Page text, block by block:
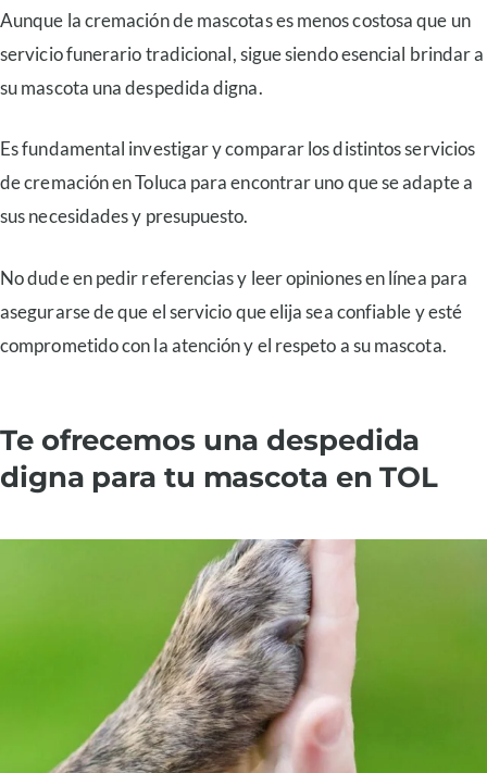
Aunque la cremación de mascotas es menos costosa que un
servicio funerario tradicional, sigue siendo esencial brindar a
su mascota una despedida digna.
Es fundamental investigar y comparar los distintos servicios
de cremación en Toluca para encontrar uno que se adapte a
sus necesidades y presupuesto.
No dude en pedir referencias y leer opiniones en línea para
asegurarse de que el servicio que elija sea confiable y esté
comprometido con la atención y el respeto a su mascota.
Te ofrecemos una despedida
digna para tu mascota en TOL